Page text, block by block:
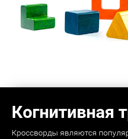
Когнитивная
Кроссворды являются